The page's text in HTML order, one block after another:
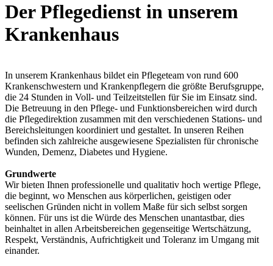
Der Pflegedienst in unserem
Krankenhaus
In unserem Krankenhaus bildet ein Pflegeteam von rund 600
Krankenschwestern und Krankenpflegern die größte Berufsgruppe,
die 24 Stunden in Voll- und Teilzeitstellen für Sie im Einsatz sind.
Die Betreuung in den Pflege- und Funktionsbereichen wird durch
die Pflegedirektion zusammen mit den verschiedenen Stations- und
Bereichsleitungen koordiniert und gestaltet. In unseren Reihen
befinden sich zahlreiche ausgewiesene Spezialisten für chronische
Wunden, Demenz, Diabetes und Hygiene.
Grundwerte
Wir bieten Ihnen professionelle und qualitativ hoch wertige Pflege,
die beginnt, wo Menschen aus körperlichen, geistigen oder
seelischen Gründen nicht in vollem Maße für sich selbst sorgen
können. Für uns ist die Würde des Menschen unantastbar, dies
beinhaltet in allen Arbeitsbereichen gegenseitige Wertschätzung,
Respekt, Verständnis, Aufrichtigkeit und Toleranz im Umgang mit
einander.